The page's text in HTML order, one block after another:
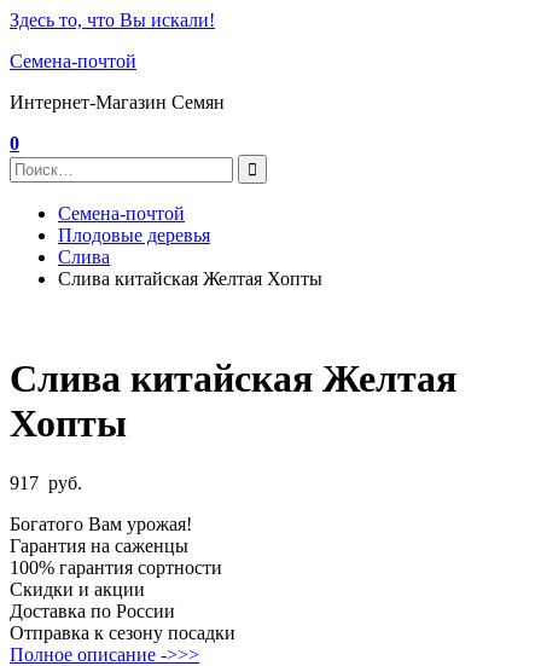
Здесь то, что Вы искали!
Семена-почтой
Интернет-Магазин Семян
0
Семена-почтой
Плодовые деревья
Слива
Слива китайская Желтая Хопты
Слива китайская Желтая
Хопты
917 руб.
Богатого Вам урожая!
Гарантия на саженцы
100% гарантия сортности
Скидки и акции
Доставка по России
Отправка к сезону посадки
Полное описание ->>>